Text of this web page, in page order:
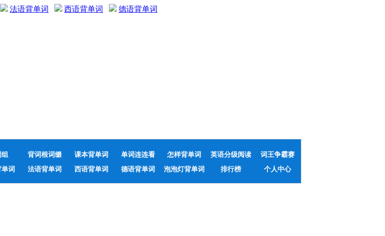
法语背单词 西语背单词 德语背单词
背词根词缀 课本背单词 单词连连看 怎样背单词 英语分级阅读
词王争霸赛
词 法语背单词 西语背单词 德语背单词 泡泡灯背单词 排行榜 个人中心